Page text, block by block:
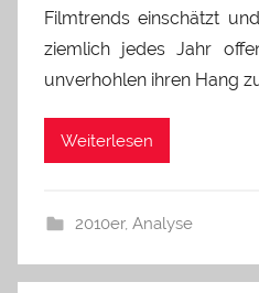
Filmtrends einschätzt
ziemlich jedes Jahr
unverhohlen ihren Hang
Weiterlesen
2010er, Analyse